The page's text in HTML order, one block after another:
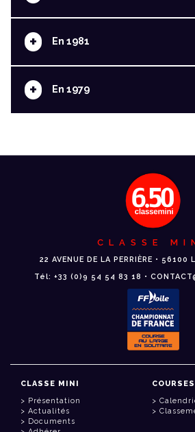
+ En 1981
+ En 1979
CLASSE
22 AVENUE DE LA PERRIÈRE • 56100
Tél: +33 (0)9 54 54 83 18 •
CLASSE MINI
Présentation
Actualités
Documents
COURSES